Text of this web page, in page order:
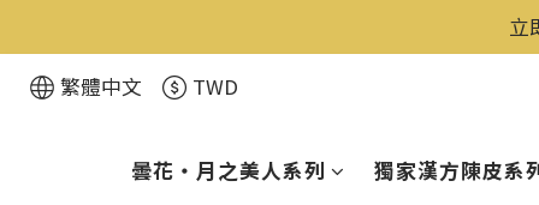
立
繁體中文 TWD
曇花・月之美人系列 獨家漢方陳皮系